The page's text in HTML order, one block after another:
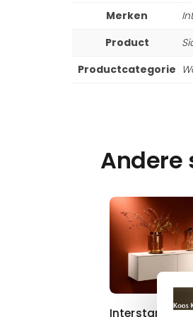
Merken
Product
Productcategorie
Andere
Interstar